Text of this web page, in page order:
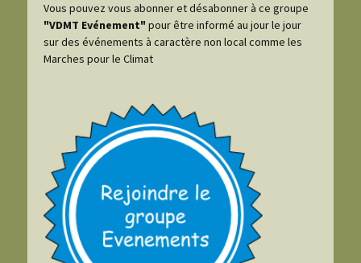
Vous pouvez vous abonner et désabonner à ce groupe
"VDMT Evénement" pour être informé au jour le jour
sur des événements à caractère non local comme les
Marches pour le Climat